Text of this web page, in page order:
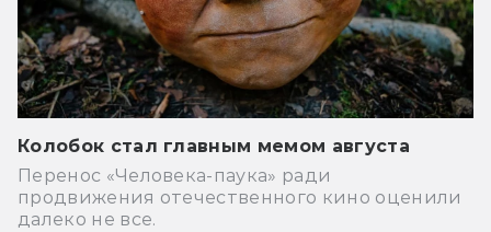
Колобок стал главным мемом августа
Перенос «Человека-паука» ради
продвижения отечественного кино оценили
далеко не все.